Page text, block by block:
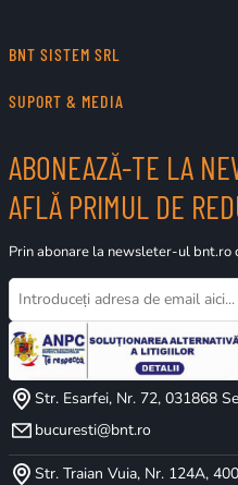
BNT SISTEM SRL
SUPORT & MEDIA
ABONEAZĂ-TE LA
AFLĂ PRIMUL DE
Prin abonare la newsleter-ul bnt.ro
Str. Esarfei, Nr. 72, 031868
bucuresti@bnt.ro
Str. Traian Vuia, Nr. 124A,